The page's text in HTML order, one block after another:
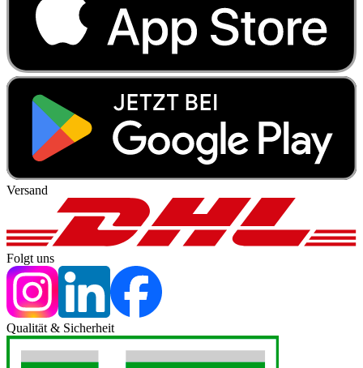
Versand
Folgt uns
Qualität & Sicherheit